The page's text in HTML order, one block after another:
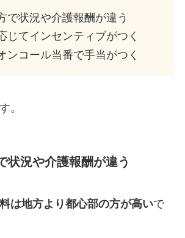
で状況や介護報酬が違う
じてインセンティブがつく
ンコール当番で手当がつく
。
状況や介護報酬が違う
は地方より都心部の方が高いで